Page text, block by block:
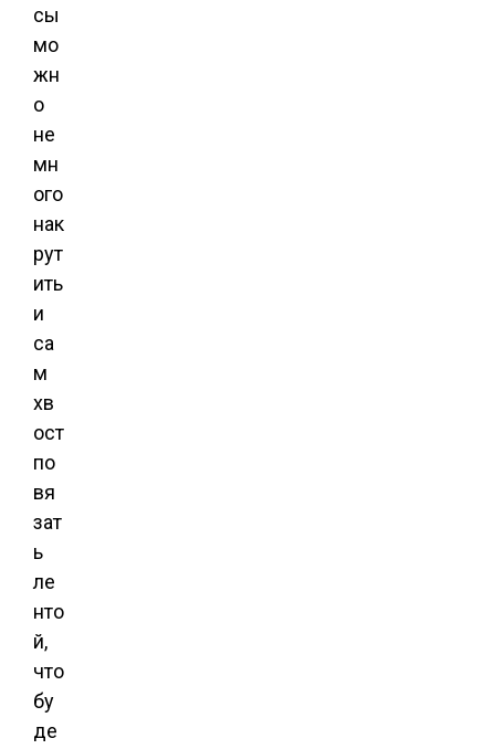
сы
мо
жн
о
не
мн
ого
нак
рут
ить
и
са
м
хв
ост
по
вя
зат
ь
ле
нто
й,
что
бу
де